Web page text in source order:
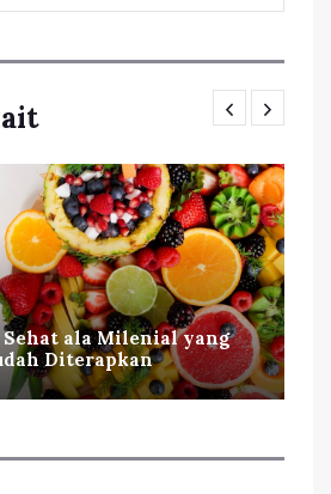
Sehat ala Milenial yang
Diterapkan